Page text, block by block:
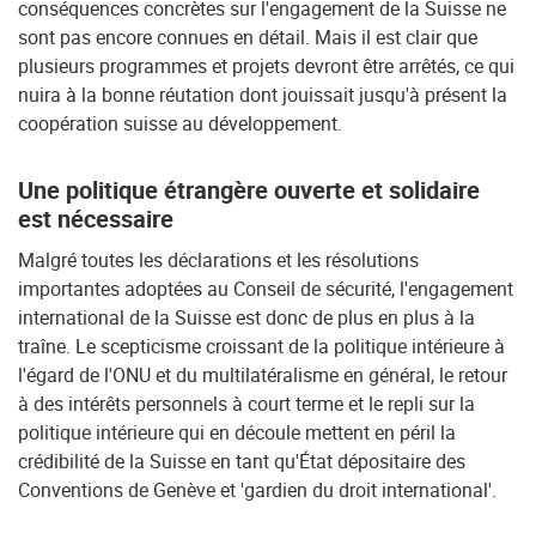
conséquences concrètes sur l'engagement de la Suisse ne
sont pas encore connues en détail. Mais il est clair que
plusieurs programmes et projets devront être arrêtés, ce qui
nuira à la bonne réutation dont jouissait jusqu'à présent la
coopération suisse au développement.
Une politique étrangère ouverte et solidaire
est nécessaire
Malgré toutes les déclarations et les résolutions
importantes adoptées au Conseil de sécurité, l'engagement
international de la Suisse est donc de plus en plus à la
traîne. Le scepticisme croissant de la politique intérieure à
l'égard de l'ONU et du multilatéralisme en général, le retour
à des intérêts personnels à court terme et le repli sur la
politique intérieure qui en découle mettent en péril la
crédibilité de la Suisse en tant qu'État dépositaire des
Conventions de Genève et 'gardien du droit international'.